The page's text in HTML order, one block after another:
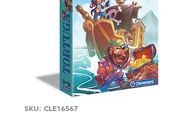
SKU: CLE16567